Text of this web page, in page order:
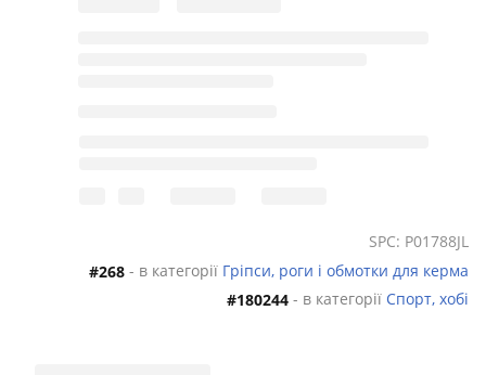
SPC: P01788JL
#268 - в категорії Гріпси, роги і обмотки для керма
#180244 - в категорії Спорт, хобі